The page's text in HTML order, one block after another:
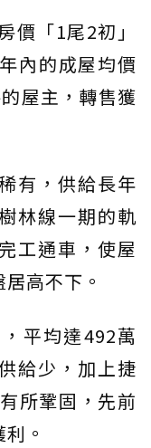
價「1尾2初」
內的成屋均價
屋主，轉售獲
有，供給長年
林線一期的軌
工通車，使屋
高不下。
平均達492萬
給少，加上捷
所鞏固，先前
。